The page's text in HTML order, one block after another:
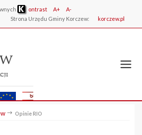
ontrast A+
A-
Strona Urzędu Gminy Korczew:
korczew.pl
Opinie RIO